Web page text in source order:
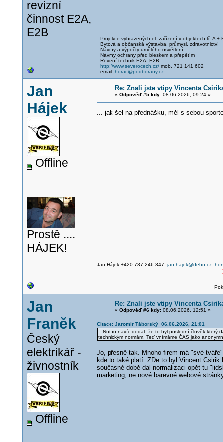
revizní
činnost E2A,
E2B
Projekce vyhrazených el. zařízení v objektech tř. A +
Bytová a občanská výstavba, průmysl, zdravotnictví
Návrhy a výpočty umělého osvětlení
Návrhy ochrany před bleskem a přepětím
Revizní technik E2A, E2B
http://www.severocech.cz/mob. 721 141 602
email: horac@podborany.cz
Jan
Hájek
Offline
Prostě ....
HÁJEK!
Re: Znali jste vtipy Vincenta
« Odpověď #5 kdy:08.06.2026, 09:24 »
... jak šel na přednášku, měl s sebou
Jan Hájek +420 737 246 347 jan.hajek@dehn.cz
Jan
Franěk
Český
elektrikář -
živnostník
Offline
Re: Znali jste vtipy Vincenta
« Odpověď #6 kdy:08.06.2026, 12:51 »
Citace: Jaromír Táborský 06.06.2026, 21:01
...Nutno navíc dodat, že to byl poslední člověk který
technickým normám. Teď vnímáme ČAS jako
Jo, přesně tak. Mnoho firem má "své
kde to také platí. ZDe to byl Vincent Csirik
současné době dal normalizaci opět tu
marketing, ne nové barevné webové